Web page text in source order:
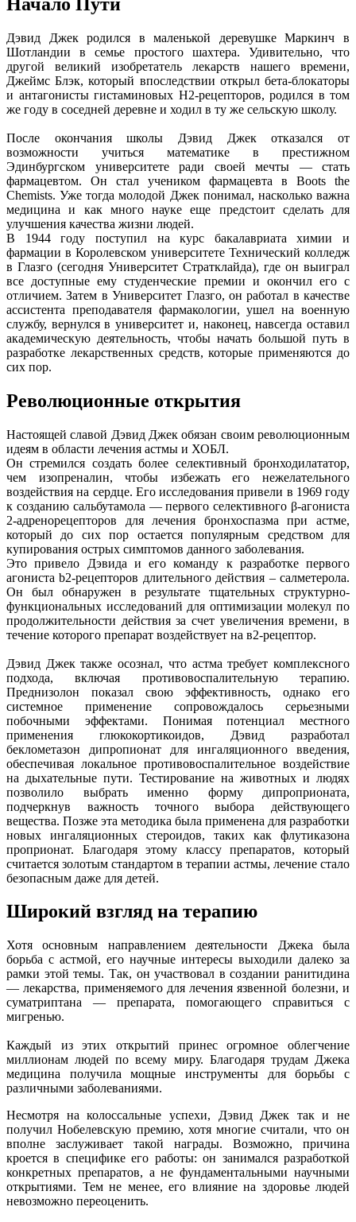
Дэвид Джек родился в маленькой деревушке Маркинч в
Шотландии в семье простого шахтера. Удивительно, что
другой великий изобретатель лекарств нашего времени,
Джеймс Блэк, который впоследствии открыл бета-блокаторы
и антагонисты гистаминовых Н2-рецепторов, родился в том
же году в соседней деревне и ходил в ту же сельскую школу.
После окончания школы Дэвид Джек отказался от
возможности учиться математике в престижном
Эдинбургском университете ради своей мечты — стать
фармацевтом. Он стал учеником фармацевта в Boots the
Chemists. Уже тогда молодой Джек понимал, насколько важна
медицина и как много науке еще предстоит сделать для
улучшения качества жизни людей.
В 1944 году поступил на курс бакалавриата химии и
фармации в Королевском университете Технический колледж
в Глазго (сегодня Университет Стратклайда), где он выиграл
все доступные ему студенческие премии и окончил его с
отличием. Затем в Университет Глазго, он работал в качестве
ассистента преподавателя фармакологии, ушел на военную
службу, вернулся в университет и, наконец, навсегда оставил
академическую деятельность, чтобы начать большой путь в
разработке лекарственных средств, которые применяются до
сих пор.
Революционные открытия
Настоящей славой Дэвид Джек обязан своим революционным
идеям в области лечения астмы и ХОБЛ.
Он стремился создать более селективный бронходилататор,
чем изопреналин, чтобы избежать его нежелательного
воздействия на сердце. Его исследования привели в 1969 году
к созданию сальбутамола — первого селективного β-агониста
2-адренорецепторов для лечения бронхоспазма при астме,
который до сих пор остается популярным средством для
купирования острых симптомов данного заболевания.
Это привело Дэвида и его команду к разработке первого
агониста b2-рецепторов длительного действия – салметерола.
Он был обнаружен в результате тщательных структурно-
функциональных исследований для оптимизации молекул по
продолжительности действия за счет увеличения времени, в
течение которого препарат воздействует на в2-рецептор.
Дэвид Джек также осознал, что астма требует комплексного
подхода, включая противовоспалительную терапию.
Преднизолон показал свою эффективность, однако его
системное применение сопровождалось серьезными
побочными эффектами. Понимая потенциал местного
применения глюкокортикоидов, Дэвид разработал
беклометазон дипропионат для ингаляционного введения,
обеспечивая локальное противовоспалительное воздействие
на дыхательные пути. Тестирование на животных и людях
позволило выбрать именно форму дипроприоната,
подчеркнув важность точного выбора действующего
вещества. Позже эта методика была применена для разработки
новых ингаляционных стероидов, таких как флутиказона
проприонат. Благодаря этому классу препаратов, который
считается золотым стандартом в терапии астмы, лечение стало
безопасным даже для детей.
Широкий взгляд на терапию
Хотя основным направлением деятельности Джека была
борьба с астмой, его научные интересы выходили далеко за
рамки этой темы. Так, он участвовал в создании ранитидина
— лекарства, применяемого для лечения язвенной болезни, и
суматриптана — препарата, помогающего справиться с
мигренью.
Каждый из этих открытий принес огромное облегчение
миллионам людей по всему миру. Благодаря трудам Джека
медицина получила мощные инструменты для борьбы с
различными заболеваниями.
Несмотря на колоссальные успехи, Дэвид Джек так и не
получил Нобелевскую премию, хотя многие считали, что он
вполне заслуживает такой награды. Возможно, причина
кроется в специфике его работы: он занимался разработкой
конкретных препаратов, а не фундаментальными научными
открытиями. Тем не менее, его влияние на здоровье людей
невозможно переоценить.